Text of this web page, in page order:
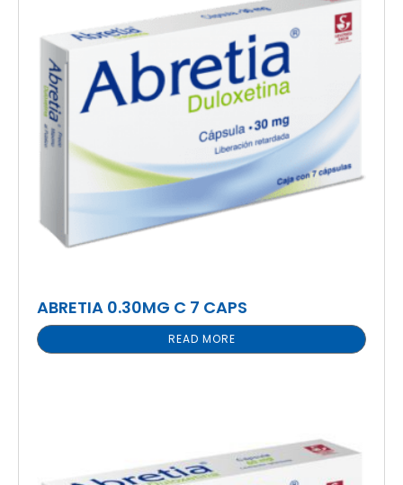
ABRETIA 0.30MG C 7 CAPS
READ MORE